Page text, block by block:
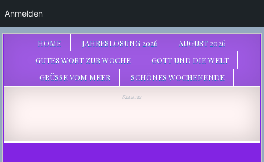
HOME JAHRESLOSUNG 2026
AUGUST 2026
GUTES WORT ZUR WOCHE
GOTT UND DIE WELT
GRÜSSE VOM MEER
SCHÖNES WOCHENENDE
8.12.2022
Anmelden